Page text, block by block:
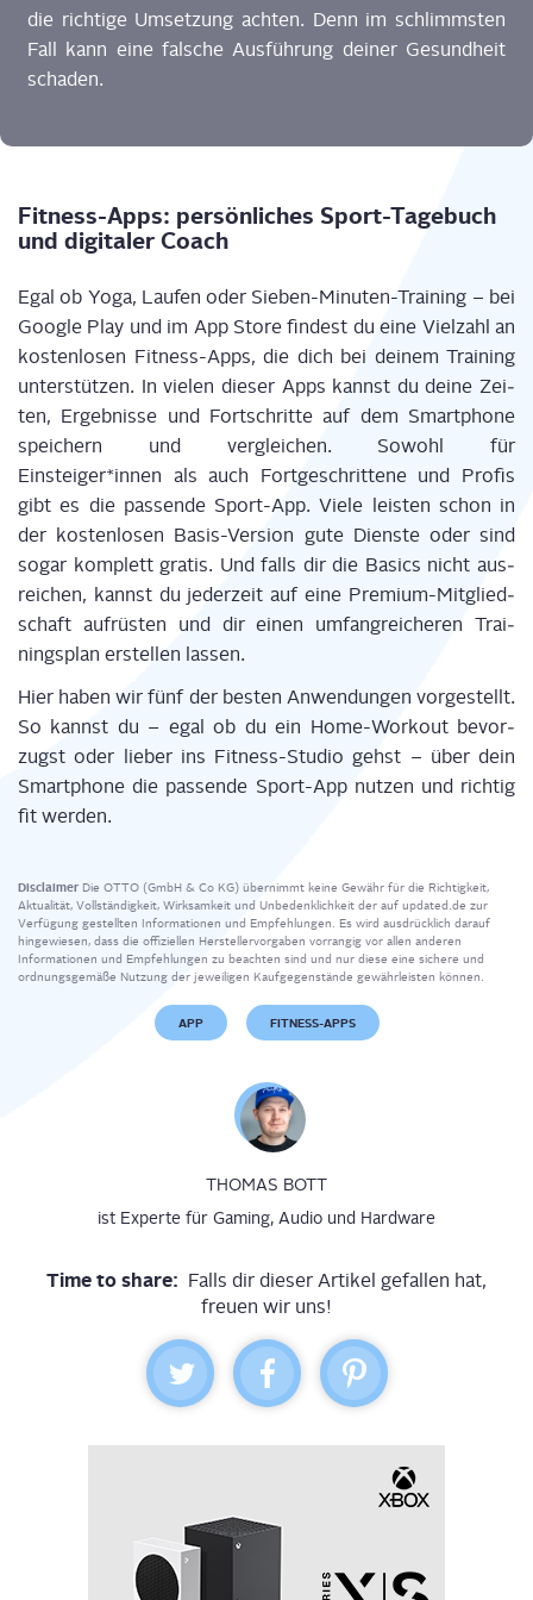
die rich­ti­ge Umset­zung ach­ten. Denn im schlimms­ten
Fall kann eine fal­sche Aus­füh­rung dei­ner Gesund­heit
schaden.
Fit­ness-Apps: per­sön­li­ches Sport-Tage­buch
und digi­ta­ler Coach
Egal ob Yoga, Lau­fen oder Sie­ben-Minu­ten-Trai­ning – bei
Goog­le Play und im App Store fin­dest du eine Viel­zahl an
kos­ten­lo­sen Fit­ness-Apps, die dich bei dei­nem Trai­ning
unter­stüt­zen. In vie­len die­ser Apps kannst du dei­ne Zei­
ten, Ergeb­nis­se und Fort­schrit­te auf dem Smart­phone
spei­chern und ver­glei­chen. Sowohl für
Einsteiger*innen als auch Fort­ge­schrit­te­ne und Pro­fis
gibt es die pas­sen­de Sport-App. Vie­le leis­ten schon in
der kos­ten­lo­sen Basis-Ver­si­on gute Diens­te oder sind
sogar kom­plett gra­tis. Und falls dir die Basics nicht aus­
rei­chen, kannst du jeder­zeit auf eine Pre­mi­um-Mit­glied­
schaft auf­rüs­ten und dir einen umfang­rei­che­ren Trai­
nings­plan erstel­len las­sen.
Hier haben wir fünf der bes­ten Anwen­dun­gen vor­ge­stellt.
So kannst du – egal ob du ein Home-Work­out bevor­
zugst oder lie­ber ins Fit­ness-Stu­dio gehst – über dein
Smart­phone die pas­sen­de Sport-App nut­zen und rich­tig
fit werden.
Disclaimer Die OTTO (GmbH & Co KG) übernimmt keine Gewähr für die Richtigkeit,
Aktualität, Vollständigkeit, Wirksamkeit und Unbedenklichkeit der auf updated.de zur
Verfügung gestellten Informationen und Empfehlungen. Es wird ausdrücklich darauf
hingewiesen, dass die offiziellen Herstellervorgaben vorrangig vor allen anderen
Informationen und Empfehlungen zu beachten sind und nur diese eine sichere und
ordnungsgemäße Nutzung der jeweiligen Kaufgegenstände gewährleisten können.
APP FITNESS-APPS
THOMAS BOTT
ist Experte für Gaming, Audio und Hardware
Time to share: Falls dir dieser Artikel gefallen hat,
freuen wir uns!